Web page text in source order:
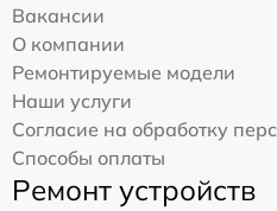
Вакансии
О компании
Ремонтируемые модели
Наши услуги
Согласие на обработку
Способы оплаты
Ремонт устройств